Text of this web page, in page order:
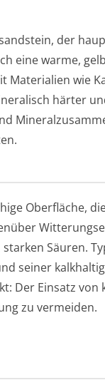
der
eine warme,
wie
härter
Oberfläche,
Säuren.
seiner
Der Einsatz
zu vermeiden.